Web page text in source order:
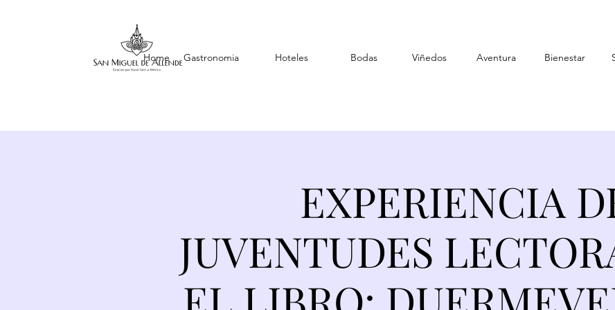
Home Gastronomia Hoteles Bodas Viñedos Aventura Bienestar
EXPERIENCIA
JUVENTUDES